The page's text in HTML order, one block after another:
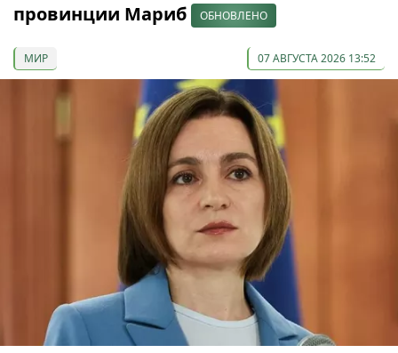
провинции Мариб
ОБНОВЛЕНО
МИР 07 АВГУСТА 2026 13:52